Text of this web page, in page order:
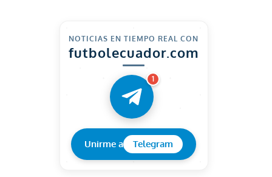
NOTICIAS EN TIEMPO REAL CON
futbolecuador.com
1
Unirme a Telegram